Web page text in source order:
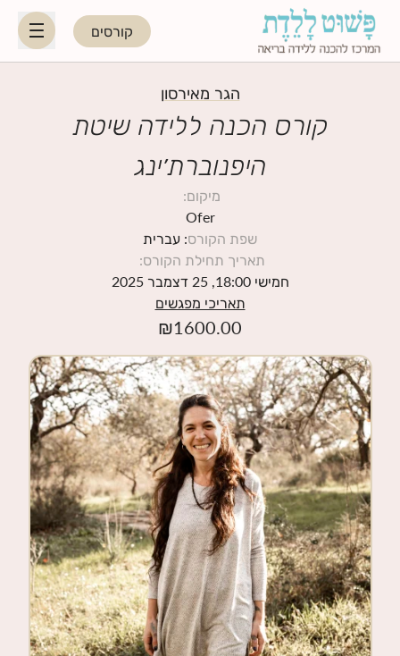
קורסים
היפנוברת׳ינג
תאריכי קורסים קרובים
בלוג
חנות
צרי קשר
הגר מאירסון
קורס הכנה ללידה שיטת
היפנוברת׳ינג
מיקום:
Ofer
שפת הקורס: עברית
תאריך תחילת הקורס:
חמישי 18:00, 25 דצמבר 2025
תאריכי מפגשים
₪1600.00